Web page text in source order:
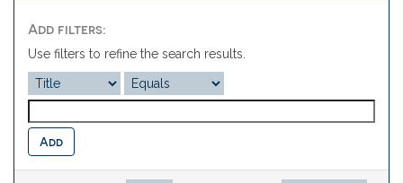
Add filters:
Use filters to refine the search results.